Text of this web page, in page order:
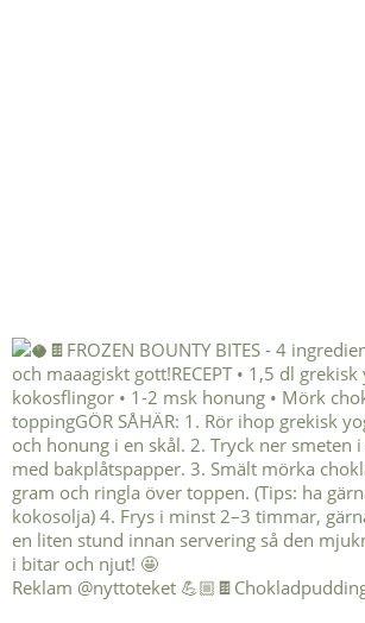
Reklam @nyttoteket